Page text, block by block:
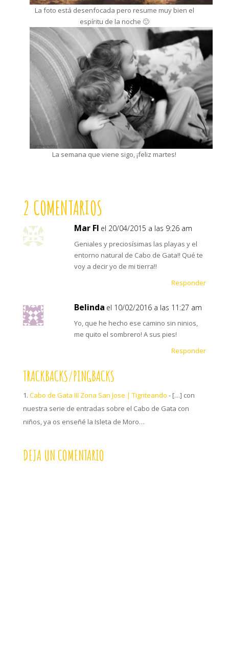
La foto está desenfocada pero resume muy bien el
espíritu de la noche 🙂
La semana que viene sigo, ¡feliz martes!
2 COMENTARIOS
Mar Fl el 20/04/2015 a las 9:26 am
Geniales y preciosísimas las playas y el
entorno natural de Cabo de Gata!! Qué te
voy a decir yo de mi tierra!!
Responder
Belinda el 10/02/2016 a las 11:27 am
Yo, que he hecho ese camino sin ninios,
me quito el sombrero! A sus pies!
Responder
TRACKBACKS/PINGBACKS
Cabo de Gata III Zona San Jose | Tigriteando - […] con
nuestra serie de entradas sobre el Cabo de Gata con
niños, ya os enseñé la Isleta de Moro…
DEJA UN COMENTARIO